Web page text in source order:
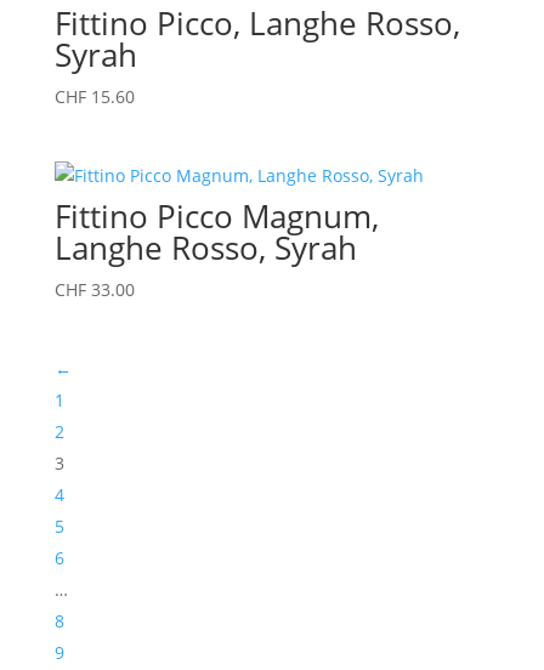
Fittino Picco, Langhe Rosso,
Syrah
CHF15.60
Fittino Picco Magnum,
Langhe Rosso, Syrah
CHF33.00
←
1
2
3
4
5
6
…
8
9